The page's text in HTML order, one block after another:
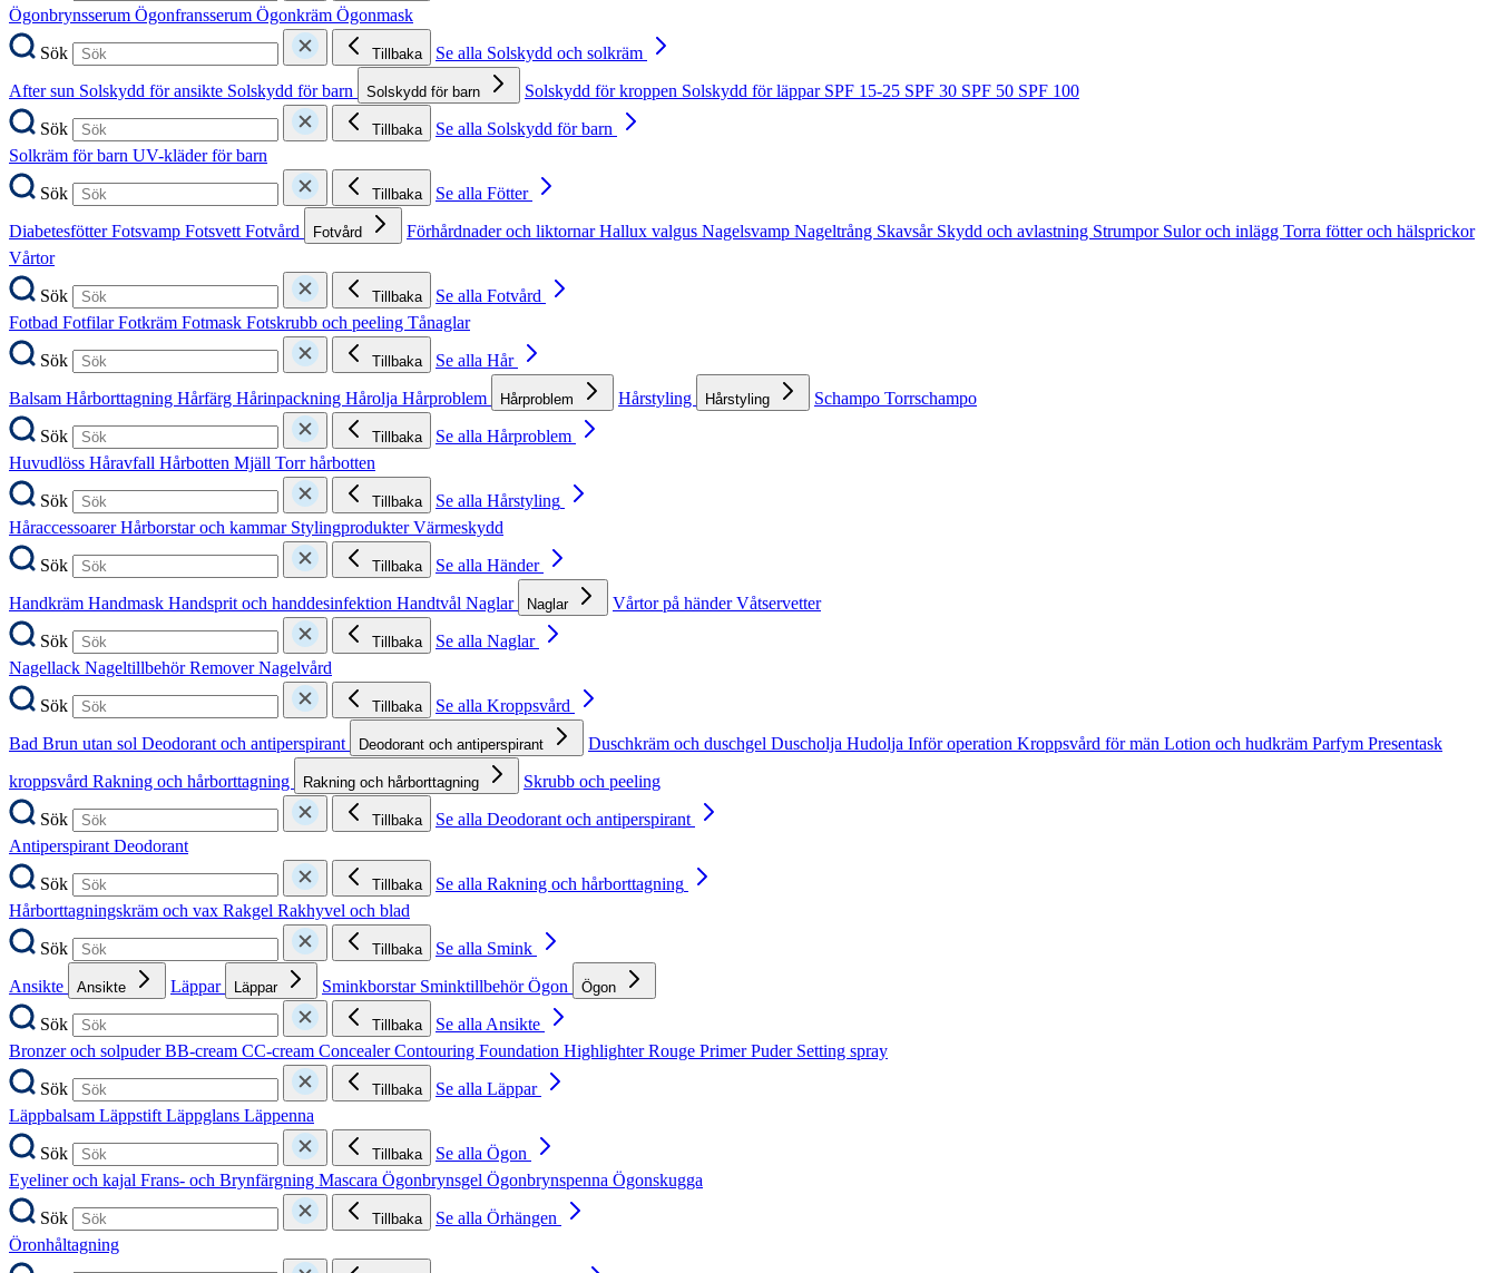
Ögonbrynsserum Ögonfransserum Ögonkräm Ögonmask
Sök
Tillbaka
Se alla Solskydd och solkräm
After sun Solskydd för ansikte Solskydd för barn Solskydd för barn Solskydd för kroppen Solskydd för läppar SPF 15-25 SPF 30 SPF 50 SPF 100
Sök
Tillbaka
Se alla Solskydd för barn
Solkräm för barn UV-kläder för barn
Sök
Tillbaka
Se alla Fötter
DiabetesfötterFotsvamp Fotsvett Fotvård Fotvård Förhårdnader och liktornarHallux valgus Nagelsvamp Nageltrång Skavsår Skydd och avlastning Strumpor Sulor och inlägg Torra fötter och hälsprickor
Vårtor
Sök
Tillbaka
Se alla Fotvård
Fotbad FotfilarFotkräm Fotmask Fotskrubb och peeling Tånaglar
Sök
Tillbaka
Se alla Hår
Balsam Hårborttagning Hårfärg Hårinpackning Hårolja Hårproblem Hårproblem Hårstyling Hårstyling Schampo Torrschampo
Sök
Tillbaka
Se alla Hårproblem
Huvudlöss Håravfall Hårbotten Mjäll Torr hårbotten
Sök
Tillbaka
Se alla Hårstyling
HåraccessoarerHårborstar och kammar StylingprodukterVärmeskydd
Sök
Tillbaka
Se alla Händer
Handkräm Handmask Handsprit och handdesinfektion Handtvål Naglar Naglar Vårtor på händerVåtservetter
Sök
Tillbaka
Se alla Naglar
Nagellack NageltillbehörRemoverNagelvård
Sök
Tillbaka
Se alla Kroppsvård
Bad Brun utan sol Deodorant och antiperspirant Deodorant och antiperspirant Duschkräm och duschgel Duscholja Hudolja Inför operation Kroppsvård för män Lotion och hudkräm Parfym Presentask
kroppsvård Rakning och hårborttagning Rakning och hårborttagning
Skrubb och peeling
Sök
Tillbaka
Se alla Deodorant och antiperspirant
Antiperspirant Deodorant
Sök
Tillbaka
Se alla Rakning och hårborttagning
Hårborttagningskräm och vax Rakgel Rakhyvel och blad
Sök
Tillbaka
Se alla Smink
Ansikte
Ansikte Läppar Läppar Sminkborstar SminktillbehörÖgon Ögon
Sök Tillbaka
Se alla Ansikte
Bronzer och solpuderBB-cream CC-cream ConcealerContouring Foundation HighlighterRouge PrimerPuder Setting spray
Sök
Tillbaka
Se alla Läppar
Läppbalsam Läppstift Läppglans Läppenna
Sök
Tillbaka
Se alla Ögon
Eyeliner och kajal Frans- och Brynfärgning Mascara Ögonbrynsgel Ögonbrynspenna Ögonskugga
Sök
Tillbaka
Se alla Örhängen
Öronhåltagning